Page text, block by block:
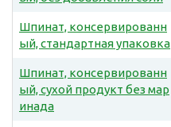
Шпинат, консервированн
ый, стандартная упаковка
Шпинат, консервированн
ый, сухой продукт без мар
инада